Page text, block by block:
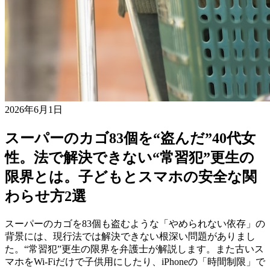
2026年6月1日
スーパーのカゴ83個を“盗んだ”40代女
性。法で解決できない“常習犯”更生の
限界とは。子どもとスマホの安全な関
わらせ方2選
スーパーのカゴを83個も盗むような「やめられない依存」の
背景には、現行法では解決できない根深い問題がありまし
た。“常習犯”更生の限界を弁護士が解説します。また古いス
マホをWi-Fiだけで子供用にしたり、iPhoneの「時間制限」で